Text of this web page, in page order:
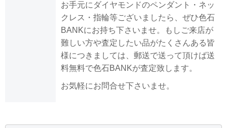
お手元にダイヤモンドのペンダント・ネッ
クレス・指輪等ございましたら、ぜひ色石
BANKにお持ち下さいませ。もしご来店が
難しい方や査定したい品がたくさんある皆
様につきましては、郵送で送って頂けば送
料無料で色石BANKが査定致します。
お気軽にお問合せ下さいませ。